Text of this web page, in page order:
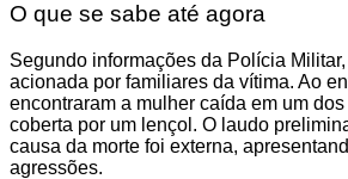
O que se sabe até agora
Segundo informações da Polícia
acionada por familiares da vítima. Ao
encontraram a mulher caída em um
coberta por um lençol. O laudo
causa da morte foi externa,
agressões.